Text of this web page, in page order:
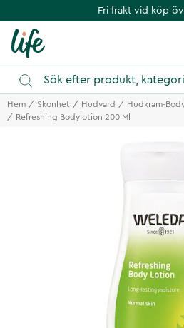
Fri frakt vid köp
Hem Skonhet Hudvard
Hudkram-
Refreshing Bodylotion 200 Ml